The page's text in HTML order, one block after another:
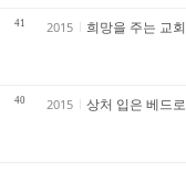
41 2015 희망을 주는 교회
40 2015 상처 입은 베드로